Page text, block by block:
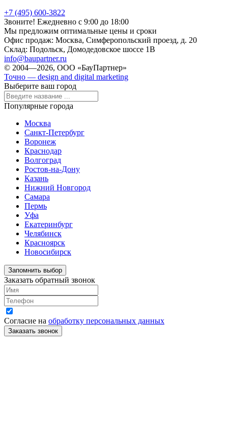
+7 (495) 600-3822
Звоните! Ежедневно с 9:00 до 18:00
Мы предложим оптимальные цены и сроки
Офис продаж: Москва, Симферопольский проезд, д. 20
Склад: Подольск, Домодедовское шоссе 1В
info@baupartner.ru
© 2004—2026, ООО «БауПартнер»
Точно — design and digital marketing
Выберите ваш город
Популярные города
Москва
Санкт-Петербург
Воронеж
Краснодар
Волгоград
Ростов-на-Дону
Казань
Нижний Новгород
Самара
Пермь
Уфа
Екатеринбург
Челябинск
Красноярск
Новосибирск
Запомнить выбор
Заказать обратный звонок
Согласие на обработку персональных данных